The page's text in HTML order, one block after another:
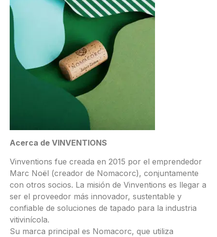
Acerca de VINVENTIONS
Vinventions fue creada en 2015 por el emprendedor
Marc Noël (creador de Nomacorc), conjuntamente
con otros socios. La misión de Vinventions es llegar a
ser el proveedor más innovador, sustentable y
confiable de soluciones de tapado para la industria
vitivinícola.
Su marca principal es Nomacorc, que utiliza